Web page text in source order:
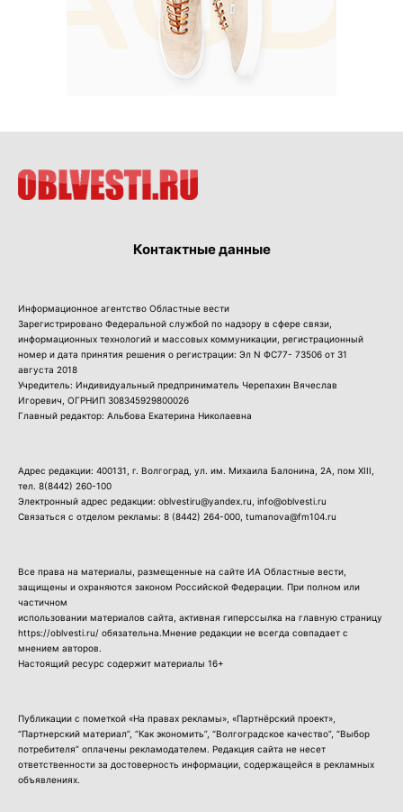
Контактные данные
Информационное агентство Областные вести
Зарегистрировано Федеральной службой по надзору в сфере связи,
информационных технологий и массовых коммуникации, регистрационный
номер и дата принятия решения о регистрации: Эл N ФС77- 73506 от 31
августа 2018
Учредитель: Индивидуальный предприниматель Черепахин Вячеслав
Игоревич, ОГРНИП 308345929800026
Главный редактор: Альбова Екатерина Николаевна
Адрес редакции: 400131, г. Волгоград, ул. им. Михаила Балонина, 2А, пом XIII,
тел. 8(8442) 260-100
Электронный адрес редакции: oblvestiru@yandex.ru, info@oblvesti.ru
Связаться с отделом рекламы: 8 (8442) 264-000 , tumanova@fm104.ru
Все права на материалы, размещенные на сайте ИА Областные вести,
защищены и охраняются законом Российской Федерации. При полном или
частичном
использовании материалов сайта, активная гиперссылка на главную страницу
https://oblvesti.ru/ обязательна.Мнение редакции не всегда совпадает с
мнением авторов.
Настоящий ресурс содержит материалы 16+
Публикации с пометкой «На правах рекламы», «Партнёрский проект»,
“Партнерский материал”, “Как экономить”, “Волгоградское качество”, “Выбор
потребителя” оплачены рекламодателем. Редакция сайта не несет
ответственности за достоверность информации, содержащейся в рекламных
объявлениях.